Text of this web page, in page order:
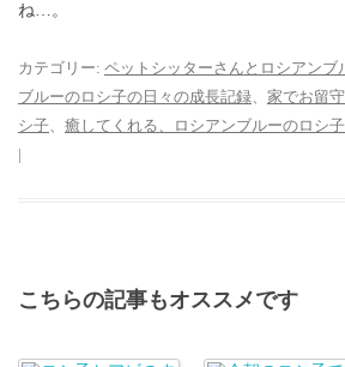
ね…。
カテゴリー: ペットシッターさんとロシアンブ
ブルーのロシ子の日々の成長記録、 家でお留
シ子、 癒してくれる、ロシアンブルーのロシ子
|
こちらの記事もオススメです